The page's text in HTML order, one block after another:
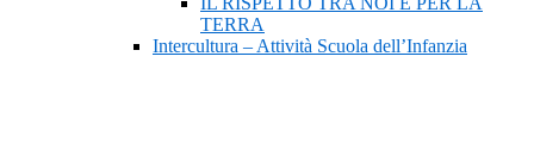
TERRA
Intercultura – Attività Scuola dell’Infanzia